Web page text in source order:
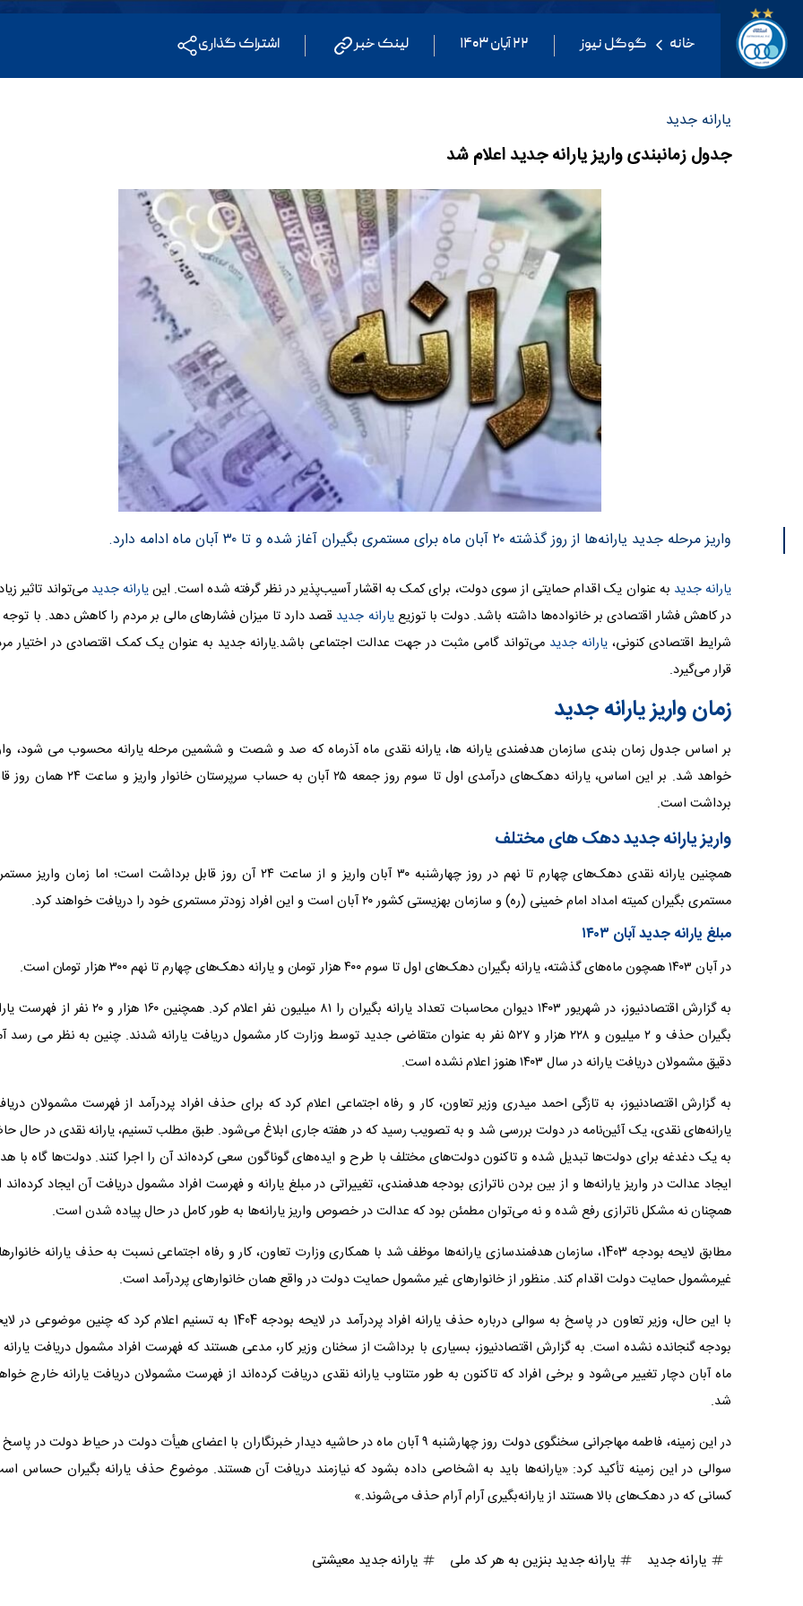
خانه گوگل نیوز ۲۲ آبان ۱۴۰۳ لینک خبر اشتراک گذاری
یارانه جدید
جدول زمانبندی واریز یارانه جدید اعلام شد
واریز مرحله جدید یارانه‌ها از روز گذشته ۲۰ آبان ماه برای مستمری بگیران آغاز شده و تا ۳۰ آبان ماه ادامه دارد.
یارانه جدید به عنوان یک اقدام حمایتی از سوی دولت، برای کمک به اقشار آسیب‌پذیر در نظر گرفته شده است. اینیارانه جدید می‌تواند تاثیر
در کاهش فشار اقتصادی بر خانواده‌ها داشته باشد. دولت با توزیعیارانه جدید قصد دارد تا میزان فشارهای مالی بر مردم را کاهش دهد. با توجه
شرایط اقتصادی کنونی، یارانه جدید می‌تواند گامی مثبت در جهت عدالت اجتماعی باشد.یارانه جدید به عنوان یک کمک اقتصادی در اختیار
قرار می‌گیرد.
زمان واریز یارانه جدید
بر اساس جدول زمان بندی سازمان هدفمندی یارانه ها، یارانه نقدی ماه آذرماه که صد و شصت و ششمین مرحله یارانه محسوب می شود،
خواهد شد. بر این اساس، یارانه دهک‌های درآمدی اول تا سوم روز جمعه ۲۵ آبان به حساب سرپرستان خانوار
برداشت است.
واریز یارانه جدید دهک های مختلف
همچنین یارانه نقدی دهک‌های چهارم تا نهم در روز چهارشنبه ۳۰ آبان واریز و از ساعت ۲۴ آن روز قابل برداشت است؛ اما زمان واریز
مستمری بگیران کمیته امداد امام خمینی (ره) و سازمان بهزیستی کشور ۲۰ آبان است و این افراد زودتر مستمری خود را دریافت خواهند کرد.
مبلغ یارانه جدید آبان ۱۴۰۳
در آبان ۱۴۰۳ همچون ماه‌های گذشته، یارانه بگیران دهک‌های اول تا سوم ۴۰۰ هزار تومان و یارانه دهک‌های چهارم تا نهم ۳۰۰ هزار تومان است.
به گزارش اقتصادنیوز، در شهریور ۱۴۰۳ دیوان محاسبات تعداد یارانه بگیران را ۸۱ میلیون نفر اعلام کرد. همچنین ۱۶۰ هزار و
بگیران حذف و ۲ میلیون و ۲۲۸ هزار و ۵۲۷ نفر به عنوان متقاضی جدید توسط وزارت کار مشمول دریافت یارانه شدند. چنین به نظر می رسد
دقیق مشمولان دریافت یارانه در سال ۱۴۰۳ هنوز اعلام نشده است.
به گزارش اقتصادنیوز، به تازگی احمد میدری وزیر تعاون، کار و رفاه اجتماعی اعلام کرد که برای حذف افراد پردرآمد از فهرست مشمولان
یارانه‌های نقدی، یک آئین‌نامه در دولت بررسی شد و به تصویب رسید که در هفته جاری ابلاغ می‌شود. طبق مطلب تسنیم، یارانه نقدی در حال
به یک دغدغه برای دولت‌ها تبدیل شده و تاکنون دولت‌های مختلف با طرح و ایده‌های گوناگون سعی کرده‌اند آن را اجرا کنند. دولت‌ها گاه با
ایجاد عدالت در واریز یارانه‌ها و از بین بردن ناترازی‌ بودجه هدفمندی، تغییراتی در مبلغ یارانه و فهرست افراد مشمول دریافت آن ایجاد کرده‌اند
همچنان نه مشکل ناترازی رفع شده و نه می‌توان مطمئن بود که عدالت در خصوص واریز یارانه‌ها به طور کامل در حال پیاده شدن است.
مطابق لایحه بودجه 1403، سازمان هدفمندسازی یارانه‌ها موظف شد با همکاری وزارت تعاون، کار و رفاه اجتماعی نسبت به حذف یارانه‌
غیرمشمول حمایت دولت اقدام کند. منظور از خانوارهای غیر مشمول حمایت دولت در واقع همان خانوارهای پردرآمد است.
با این حال، وزیر تعاون در پاسخ به سوالی درباره حذف یارانه افراد پردرآمد در لایحه بودجه 1404 به تسنیم اعلام کرد که چنین موضوعی
بودجه گنجانده نشده است. به گزارش اقتصادنیوز، بسیاری با برداشت از سخنان وزیر کار، مدعی هستند که فهرست افراد مشمول دریافت یارانه
ماه آبان دچار تغییر می‌شود و برخی افراد که تاکنون به طور متناوب یارانه نقدی دریافت کرده‌اند از فهرست مشمولان دریافت یارانه خارج
شد.
در این زمینه، فاطمه مهاجرانی سخنگوی دولت روز چهارشنبه ۹ آبان ماه در حاشیه دیدار خبرنگاران با اعضای هیأت دولت در حیاط دولت در
سوالی در این زمینه تأکید کرد: «یارانه‌ها باید به اشخاصی داده بشود که نیازمند دریافت آن هستند. موضوع حذف یارانه بگیران حساس
کسانی که در دهک‌های بالا هستند از یارانه‌بگیری آرام آرام حذف می‌شوند.»
یارانه جدید یارانه جدید بنزین به هر کد ملی یارانه جدید معیشتی